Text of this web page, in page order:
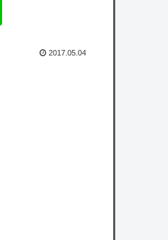
づくｗｗｗｗ
のファン、子
2017.05.04